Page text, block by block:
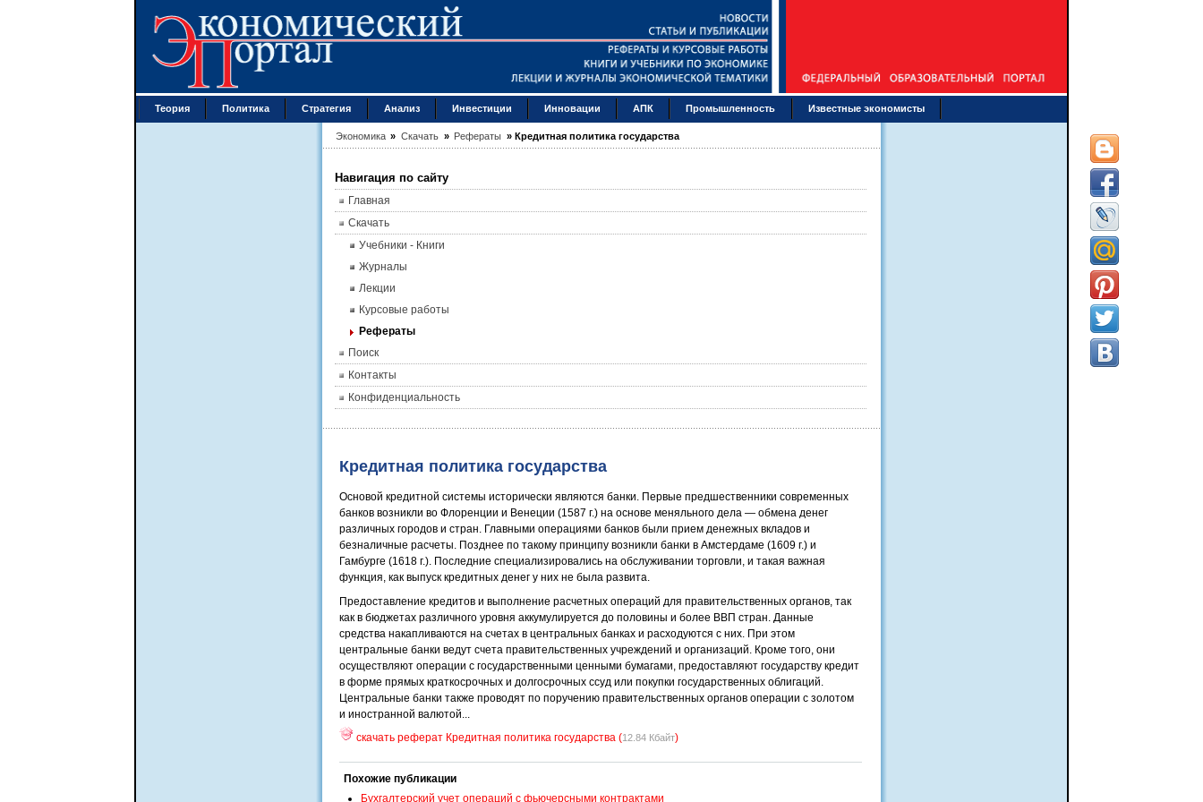
Теория Политика Стратегия Анализ Инвестиции Инновации АПК Промышленность Известные экономисты
Экономика » Скачать » Рефераты »Кредитная политика государства
Навигация по сайту
Главная
Скачать
Учебники - Книги
Журналы
Лекции
Курсовые работы
Рефераты
Поиск
Контакты
Конфиденциальность
Кредитная политика государства
Основой кредитной системы исторически являются банки. Первые предшественники современных
банков возникли во Флоренции и Венеции (1587 г.) на основе меняльного дела — обмена денег
различных городов и стран. Главными операциями банков были прием денежных вкладов и
безналичные расчеты. Позднее по такому принципу возникли банки в Амстердаме (1609 г.) и
Гамбурге (1618 г.). Последние специализировались на обслуживании торговли, и такая важная
функция, как выпуск кредитных денег у них не была развита.
Предоставление кредитов и выполнение расчетных операций для правительственных органов, так
как в бюджетах различного уровня аккумулируется до половины и более ВВП стран. Данные
средства накапливаются на счетах в центральных банках и расходуются с них. При этом
центральные банки ведут счета правительственных учреждений и организаций. Кроме того, они
осуществляют операции с государственными ценными бумагами, предоставляют государству кредит
в форме прямых краткосрочных и долгосрочных ссуд или покупки государственных облигаций.
Центральные банки также проводят по поручению правительственных органов операции с золотом
и иностранной валютой...
скачать реферат Кредитная политика государства (12.84 Кбайт)
Похожие публикации
Бухгалтерский учет операций с фьючерсными контрактами